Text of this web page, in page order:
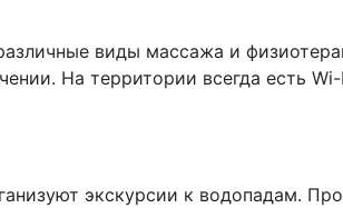
виды массажа и
На территории всегда есть
экскурсии к водопадам.